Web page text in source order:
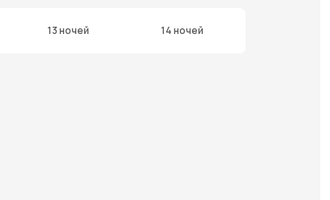
13 ночей 14 ночей